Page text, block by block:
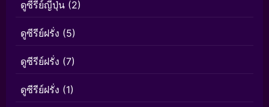
ดูซีรีย์ญี่ปุ่น (2)
ดูซีรีย์ฝรั่ง (5)
ดูซีรีย์ฝรั่ง (7)
ดูซีรีย์ฝรั่ง (1)